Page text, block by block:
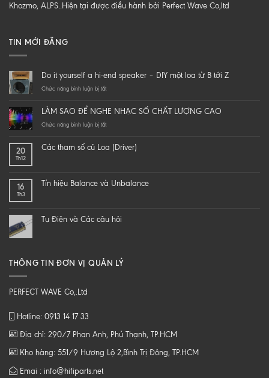
Khozmo, ALPS..Hiện tại được điều hành bởi Perfect Wave Co,ltd
TIN MỚI ĐĂNG
Do it yourself a hi-end speaker – DIY một loa từ B tới Z
Chức năng bình luận bị tắtở
yourself
a
speaker
loa
Z
LÀM SAO ĐỂ NGHE NHẠC SỐ CHẤT LƯỢNG CAO
Chức năng bình luận bị tắtở
ĐỂ
CHẤT
20
Th12
Các tham số củ Loa (Driver)
16
Th3
Tín hiệu Balance và Unbalance
Tụ Điện và Các câu hỏi
THÔNG TIN ĐƠN VỊ QUẢN LÝ
PERFECT WAVE Co,.Ltd
Hotline: 0913 14 17 33
Địa chỉ: 290/7 Phan Anh, Phú Thạnh, TP.HCM
Kho hàng: 551/9 Hương Lộ 2,Bình Trị Đông, TP.HCM
Emai : info@hifiparts.net